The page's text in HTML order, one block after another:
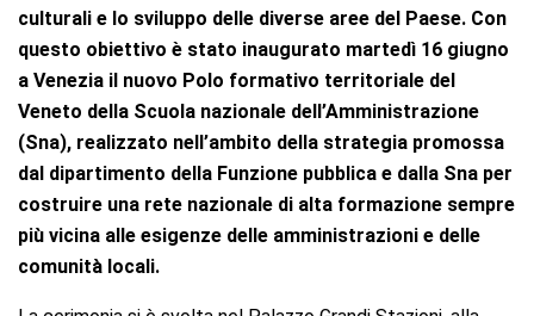
culturali e lo sviluppo delle diverse aree del Paese. Con
questo obiettivo è stato inaugurato martedì 16 giugno
a Venezia il nuovo Polo formativo territoriale del
Veneto della Scuola nazionale dell’Amministrazione
(Sna), realizzato nell’ambito della strategia promossa
dal dipartimento della Funzione pubblica e dalla Sna per
costruire una rete nazionale di alta formazione sempre
più vicina alle esigenze delle amministrazioni e delle
comunità locali.